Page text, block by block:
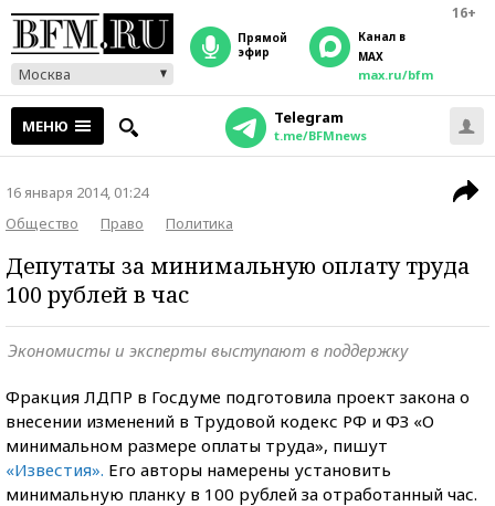
16+
Москва
прямой
эфир
Канал в
MAX
max.ru/bfm
МЕНЮ Telegram
t.me/BFMnews
16 января 2014, 01:24
Общество
Право Политика
Депутаты за минимальную оплату труда
100 рублей в час
Экономисты и эксперты выступают в поддержку
Фракция ЛДПР в Госдуме подготовила проект закона о
внесении изменений в Трудовой кодекс РФ и ФЗ «О
минимальном размере оплаты труда», пишут
«Известия». Его авторы намерены установить
минимальную планку в 100 рублей за отработанный час.